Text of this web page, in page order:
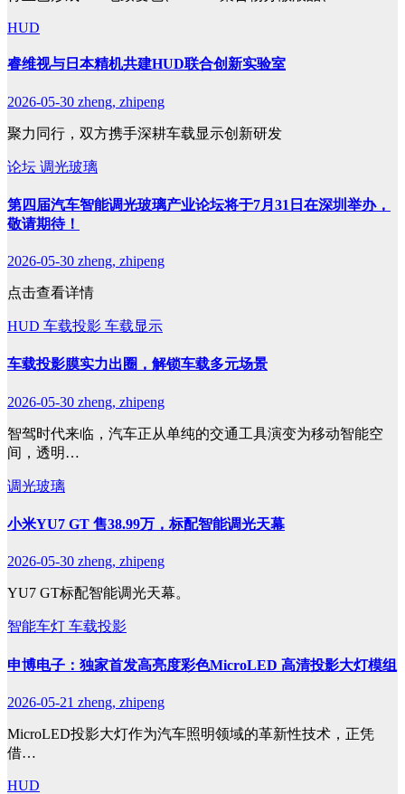
HUD
睿维视与日本精机共建HUD联合创新实验室
2026-05-30 zheng, zhipeng
聚力同行，双方携手深耕车载显示创新研发
论坛 调光玻璃
第四届汽车智能调光玻璃产业论坛将于7月31日在深圳举办，
敬请期待！
2026-05-30 zheng, zhipeng
点击查看详情
HUD 车载投影 车载显示
车载投影膜实力出圈，解锁车载多元场景
2026-05-30 zheng, zhipeng
智驾时代来临，汽车正从单纯的交通工具演变为移动智能空
间，透明…
调光玻璃
小米YU7 GT 售38.99万，标配智能调光天幕
2026-05-30 zheng, zhipeng
YU7 GT标配智能调光天幕。
智能车灯 车载投影
申博电子：独家首发高亮度彩色MicroLED 高清投影大灯模组
2026-05-21 zheng, zhipeng
MicroLED投影大灯作为汽车照明领域的革新性技术，正凭
借…
HUD